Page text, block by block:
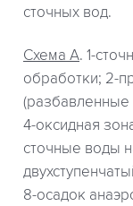
сточных вод.
Схема А. 1-
обработки; 2-
(разбавленные
4-оксидная
сточные воды
8-осадок